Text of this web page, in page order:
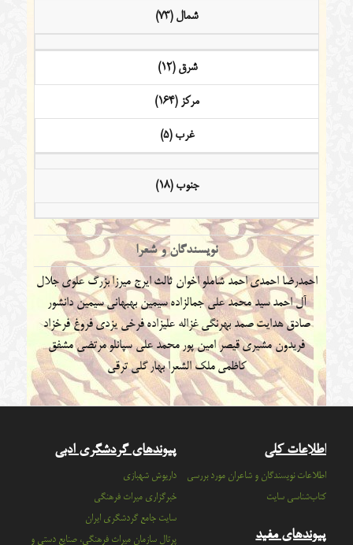
شمال (73)
شرق (12)
مرکز (164)
غرب (5)
جنوب (18)
نویسندگان و شعرا
احمدرضا احمدیاحمد شاملو اخوان ثالث ایرج میرزابزرگ علوی جلال
آل احمدسید محمد علی جمالزادهسیمین بهبهانیسیمین دانشور
صادق هدایتصمد بهرنگی غزاله علیزادهفرخی یزدی فروغ فرخزاد
فریدون مشیری قیصر امین پور محمد علی سپانلومرتضی مشفق
کاظمی ملک الشعرا بهار گلی ترقی
اطلاعات کلی
اطلاعات نویسندگان و شاعران مورد بررسی
کتاب‌شناسی سایت
پیوندهای مفید
پیوندهای گردشگری ادبی
داریوش شهبازی
خبرگزاری میراث فرهنگی
سايت جامع گردشگري ايران
پرتال سازمان ميراث فرهنگي، صنايع دستي و